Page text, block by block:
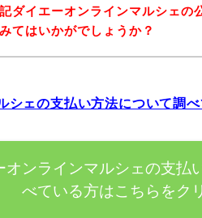
ダイエーオンラインマルシェの
てはいかがでしょうか？
シェの支払い方法について調
オンラインマルシェの支払
べている方はこちらをク